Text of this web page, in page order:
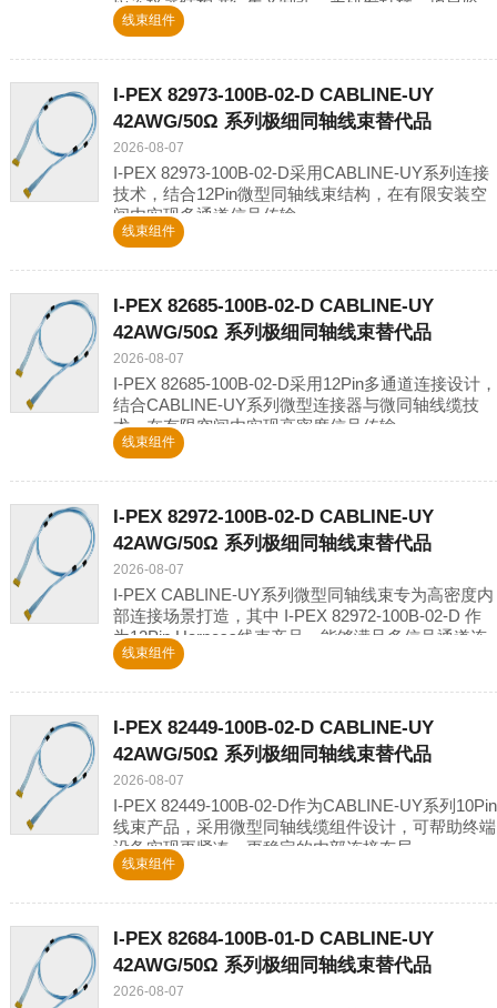
证、批量采购及国产替代需求提供线束解决
线束组件
I-PEX 82973-100B-02-D CABLINE-UY
42AWG/50Ω 系列极细同轴线束替代品
2026-08-07
I-PEX 82973-100B-02-D采用CABLINE-UY系列连接
技术，结合12Pin微型同轴线束结构，在有限安装空
间内实现多通道信号传输。
线束组件
I-PEX 82685-100B-02-D CABLINE-UY
42AWG/50Ω 系列极细同轴线束替代品
2026-08-07
I-PEX 82685-100B-02-D采用12Pin多通道连接设计，
结合CABLINE-UY系列微型连接器与微同轴线缆技
术，在有限空间内实现高密度信号传输。
线束组件
I-PEX 82972-100B-02-D CABLINE-UY
42AWG/50Ω 系列极细同轴线束替代品
2026-08-07
I-PEX CABLINE-UY系列微型同轴线束专为高密度内
部连接场景打造，其中 I-PEX 82972-100B-02-D 作
为12Pin Harness线束产品，能够满足多信号通道连
接需求，为空间
线束组件
I-PEX 82449-100B-02-D CABLINE-UY
42AWG/50Ω 系列极细同轴线束替代品
2026-08-07
I-PEX 82449-100B-02-D作为CABLINE-UY系列10Pin
线束产品，采用微型同轴线缆组件设计，可帮助终端
设备实现更紧凑、更稳定的内部连接布局。
线束组件
I-PEX 82684-100B-01-D CABLINE-UY
42AWG/50Ω 系列极细同轴线束替代品
2026-08-07